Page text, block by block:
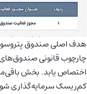
هدف اصلی صندوق
اختصاص یابد. بخش
کم‌ریسک سرمایه‌گذاری